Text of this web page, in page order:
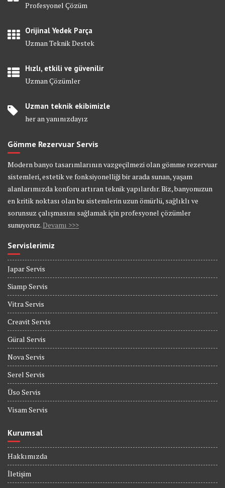
Profesyonel Çözüm
Orijinal Yedek Parça
Uzman Teknik Destek
Hızlı, etkili ve güvenilir
Uzman Çözümler
Uzman teknik ekibimizle
her an yanınızdayız
Gömme Rezervuar Servis
Modern banyo tasarımlarının vazgeçilmezi olan gömme rezervuar
sistemleri, estetik ve fonksiyonelliği bir arada sunan, yaşam
alanlarımızda konforu artıran teknik yapılardır. Biz, banyonuzun
en kritik noktası olan bu sistemlerin uzun ömürlü, sağlıklı ve
sorunsuz çalışmasını sağlamak için profesyonel çözümler
sunuyoruz.Devamı >>>
Servislerimiz
Japar Servis
Siamp Servis
Vitra Servis
Creavit Servis
Güral Servis
Nova Servis
Serel Servis
Üso Servis
Visam Servis
Kurumsal
Hakkımızda
İletişim